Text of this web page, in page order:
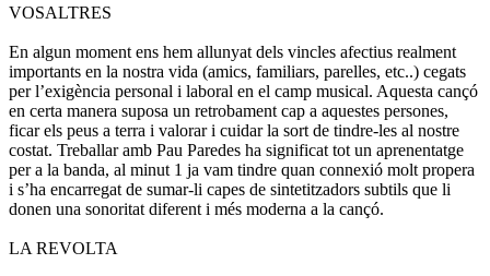
VOSALTRES
En algun moment ens hem allunyat dels vincles afectius realment
importants en la nostra vida (amics, familiars, parelles, etc..) cegats
per l’exigència personal i laboral en el camp musical. Aquesta cançó
en certa manera suposa un retrobament cap a aquestes persones,
ficar els peus a terra i valorar i cuidar la sort de tindre-les al nostre
costat. Treballar amb Pau Paredes ha significat tot un aprenentatge
per a la banda, al minut 1 ja vam tindre quan connexió molt propera
i s’ha encarregat de sumar-li capes de sintetitzadors subtils que li
donen una sonoritat diferent i més moderna a la cançó.
LA REVOLTA